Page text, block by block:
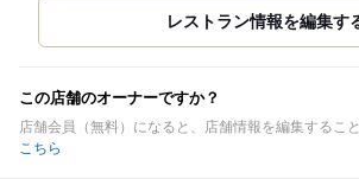
この店舗のオーナーですか？
店舗会員（無料）になると、店舗情報を編集するこ
こちら